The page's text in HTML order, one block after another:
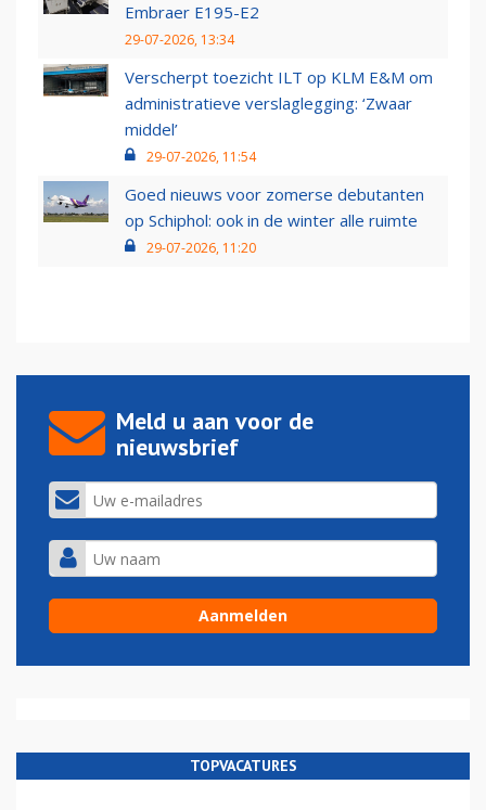
Embraer E195-E2
29-07-2026, 13:34
Verscherpt toezicht ILT op KLM E&M om
administratieve verslaglegging: ‘Zwaar
middel’
29-07-2026, 11:54
Goed nieuws voor zomerse debutanten
op Schiphol: ook in de winter alle ruimte
29-07-2026, 11:20
Meld u aan voor de
nieuwsbrief
TOPVACATURES